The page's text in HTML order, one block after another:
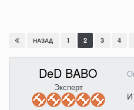
НАЗАД 1 2 3 4
DeD BABO
Эксперт
И